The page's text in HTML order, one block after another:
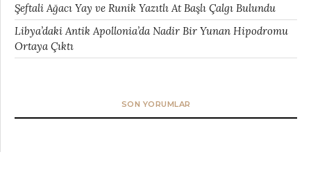
Şeftali Ağacı Yay ve Runik Yazıtlı At Başlı Çalgı Bulundu
Libya’daki Antik Apollonia’da Nadir Bir Yunan Hipodromu
Ortaya Çıktı
SON YORUMLAR